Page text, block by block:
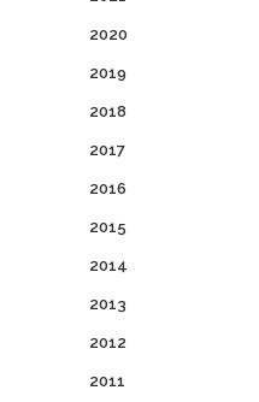
2020
2019
2018
2017
2016
2015
2014
2013
2012
2011